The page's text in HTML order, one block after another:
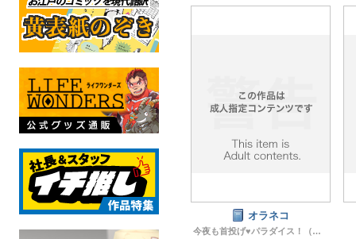
オラネコ
今夜も首投げ♥パラダイス！（旧肥後色情屋）